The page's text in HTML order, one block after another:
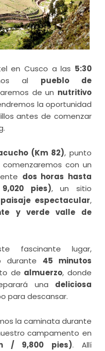
en Cusco a las 5:30
al pueblo de
de un nutritivo
la oportunidad
antes de comenzar
(Km 82), punto
con un
dos horas hasta
pies), un sitio
paisaje espectacular,
y verde valle de
fascinante lugar,
durante 45 minutos
de almuerzo, donde
una deliciosa
para descansar.
la caminata durante
campamento en
/ 9,800 pies). Allí